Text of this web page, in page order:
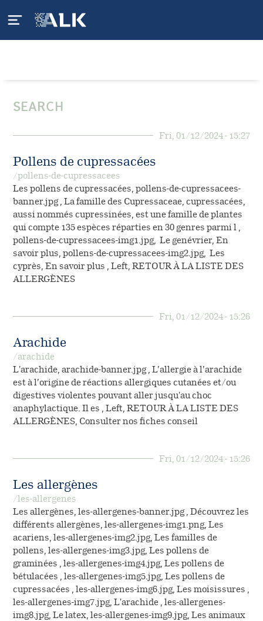
ALK en France
Nos engagements
Carrières
L'Allergie
Qu'est-ce que l'asthme ?
Anaphylaxie
Traiter l'allergie
Gamme APSI
Gamme Spécialités
Pharmacovigilance
Désignation des principes
Nos services
Application mobile
Ma vie d'allergiK
Fiches conseils sur les
(NOUVEAU)
Vous êtes patients
Le circuit de l’ordonnance
Vous êtes professionnel
de santé
SEARCH
Fri, 01/12/2024 - 15:27
Pollens de cupressacées
/pollens-de-cupressacees
Les pollens de cupressacées, pollens-de-cupressacees-
banner.jpg , La famille des Cupressaceae, cupressacées,
aussi nommés cupressinées, est une famille de plantes
qui compte 135 espèces réparties en 30 genres parmi l ,
pollens-de-cupressacees-img1.jpg, Le genévrier, En
savoir plus, pollens-de-cupressacees-img2.jpg, Les
cyprès, En savoir plus , Left, RETOUR À LA LISTE DES
ALLERGÈNES
Fri, 01/12/2024 - 15:26
Arachide
/arachide
L'arachide, arachide-banner.jpg , L’allergie à l’arachide
est à l’origine de réactions allergiques cutanées et/ou
digestives violentes pouvant aller jusqu'au choc
anaphylactique. Il es , Left, RETOUR À LA LISTE DES
ALLERGÈNES, Consulter nos fiches conseil
Fri, 01/12/2024 - 15:26
Les allergènes
/les-allergenes
Les allergènes, les-allergenes-banner.jpg , Découvrez les
différents allergènes, les-allergenes-img1.png, Les
acariens, les-allergenes-img2.jpg, Les familles de
pollens, les-allergenes-img3.jpg, Les pollens de
graminées , les-allergenes-img4.jpg, Les pollens de
bétulacées , les-allergenes-img5.jpg, Les pollens de
cupressacées , les-allergenes-img6.jpg, Les moisissures ,
les-allergenes-img7.jpg, L'arachide , les-allergenes-
img8.jpg, Le latex, les-allergenes-img9.jpg, Les animaux